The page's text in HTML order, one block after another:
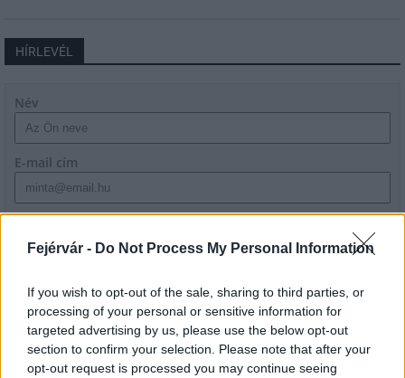
Fejérvár - Do Not Process My Personal Information
If you wish to opt-out of the sale, sharing to third parties, or
processing of your personal or sensitive information for
targeted advertising by us, please use the below opt-out
section to confirm your selection. Please note that after your
opt-out request is processed you may continue seeing
HÍRLEVÉL
Név
E-mail cím
szabályzatot!
LEGFRISSEBB